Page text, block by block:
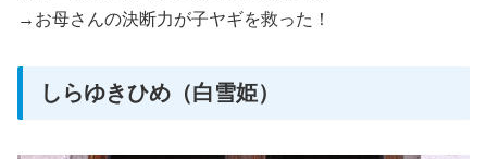
→お母さんの決断力が子ヤギを救った！
しらゆきひめ（白雪姫）